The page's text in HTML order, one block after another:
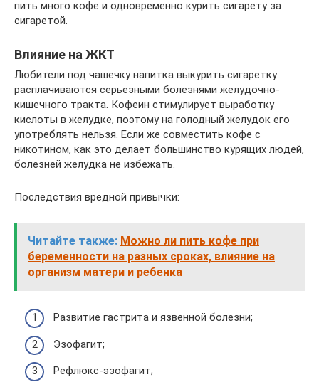
пить много кофе и одновременно курить сигарету за
сигаретой.
Влияние на ЖКТ
Любители под чашечку напитка выкурить сигаретку
расплачиваются серьезными болезнями желудочно-
кишечного тракта. Кофеин стимулирует выработку
кислоты в желудке, поэтому на голодный желудок его
употреблять нельзя. Если же совместить кофе с
никотином, как это делает большинство курящих людей,
болезней желудка не избежать.
Последствия вредной привычки:
Читайте также: Можно ли пить кофе при
беременности на разных сроках, влияние на
организм матери и ребенка
Развитие гастрита и язвенной болезни;
Эзофагит;
Рефлюкс-эзофагит;